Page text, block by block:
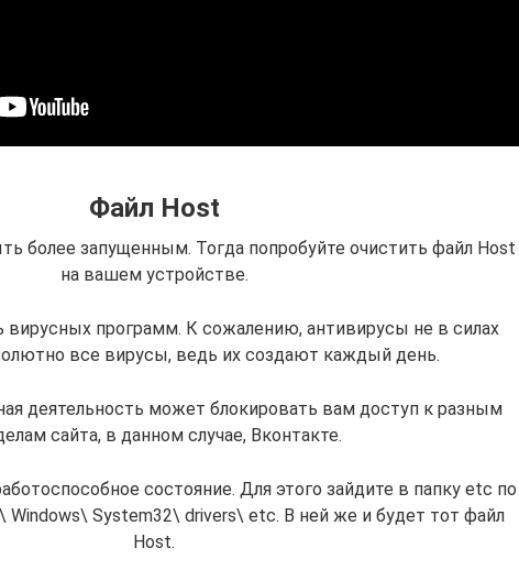
Файл Host
более запущенным. Тогда попробуйте очистить файл Host
на вашем устройстве.
вирусных программ. К сожалению, антивирусы не в силах
все вирусы, ведь их создают каждый день.
деятельность может блокировать вам доступ к разным
сайта, в данном случае, Вконтакте.
состояние. Для этого зайдите в папку etc по
Windows\ System32\ drivers\ etc. В ней же и будет тот файл
Host.